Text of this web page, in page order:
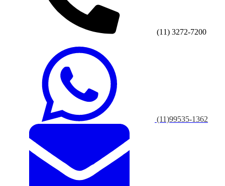
(11) 3272-7200
(11)99535-1362